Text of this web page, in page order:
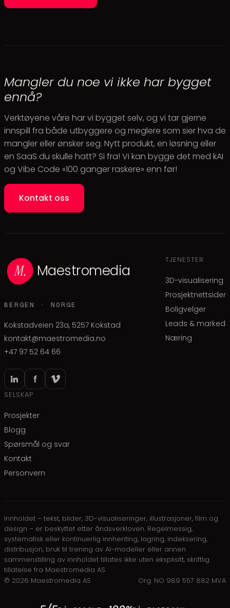
Mangler du noe vi ikke har bygget
ennå?
Verktøyene våre har vi bygget selv, og vi tar gjerne
innspill fra både utbyggere og meglere som sier hva de
mangler eller ønsker seg. Nytt produkt, en løsning eller
en SaaS du skulle hatt? Si fra! Vi kan bygge det med kAI
og Vibe Code «100 ganger raskere» enn før!
Kontakt oss
Maestromedia
BERGEN · NORGE
Kokstadveien 23a, 5257 Kokstad
kontakt@maestromedia.no
+47 97 52 64 66
TJENESTER
3D-visualisering
Prosjektnettsider
Boligvelger
Leads & marked
Næring
SELSKAP
Prosjekter
Blogg
Spørsmål og svar
Kontakt
Personvern
Innholdet – tekst, bilder, 3D-visualiseringer, illustrasjoner, film og
design – er beskyttet etter åndsverkloven. Regelmessig,
systematisk eller kontinuerlig innhenting, lagring, indeksering,
distribusjon, bruk til trening av AI-modeller eller annen
sammenstilling av innholdet tillates ikke uten eksplisitt, skriftlig
tillatelse fra Maestromedia AS.
© 2026 Maestromedia AS Org. NO 989 557 882 MVA